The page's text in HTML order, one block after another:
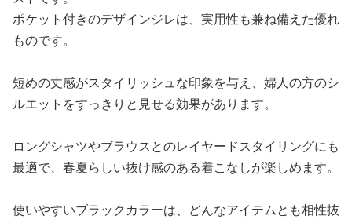
ポケット付きのデザインジレは、実用性も兼ね備えた優れ
ものです。
短めの丈感がスタイリッシュな印象を与え、婦人の方のシ
ルエットをすっきりと見せる効果があります。
ロングシャツやブラウスとのレイヤードスタイリングにも
最適で、春夏らしい抜け感のある着こなしが楽しめます。
使いやすいブラックカラーは、どんなアイテムとも相性抜